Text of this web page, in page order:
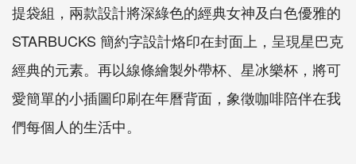
提袋組，兩款設計將深綠色的經典女神及白色優雅的
STARBUCKS 簡約字設計烙印在封面上，呈現星巴克
經典的元素。再以線條繪製外帶杯、星冰樂杯，將可
愛簡單的小插圖印刷在年曆背面，象徵咖啡陪伴在我
們每個人的生活中。